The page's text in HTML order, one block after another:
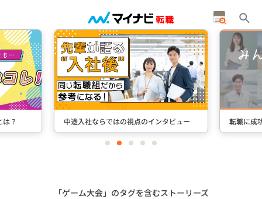
？ 中途入社ならではの視点のインタビュー 転職に成
itemitemitemitemitem
「ゲーム大会」のタグを含むストーリーズ